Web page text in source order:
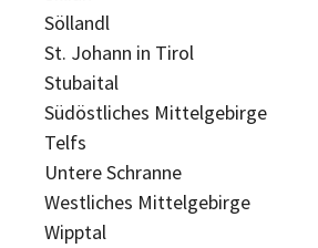
Söllandl
St. Johann in Tirol
Stubaital
Südöstliches Mittelgebirge
Telfs
Untere Schranne
Westliches Mittelgebirge
Wipptal